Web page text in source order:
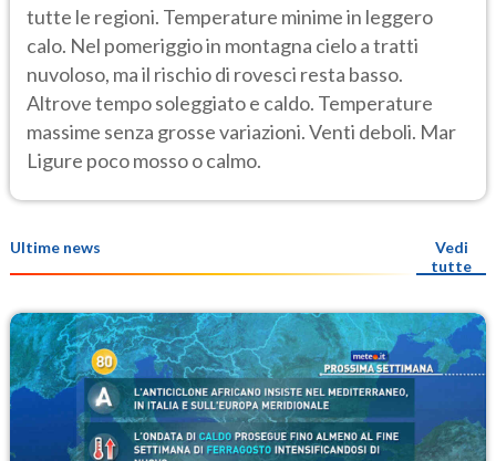
tutte le regioni. Temperature minime in leggero
calo. Nel pomeriggio in montagna cielo a tratti
nuvoloso, ma il rischio di rovesci resta basso.
Altrove tempo soleggiato e caldo. Temperature
massime senza grosse variazioni. Venti deboli. Mar
Ligure poco mosso o calmo.
Ultime news
Vedi
tutte